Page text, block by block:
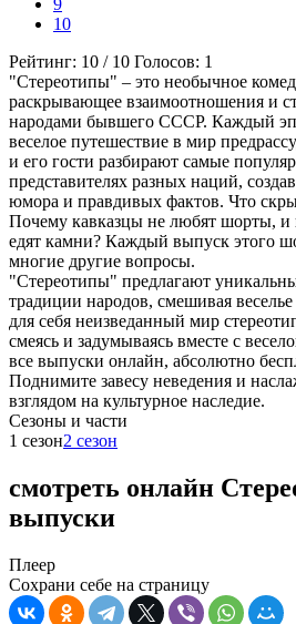
9
10
Рейтинг: 10 / 10 Голосов: 1
"Стереотипы" – это необычное
раскрывающее взаимоотношения и
народами бывшего СССР. Каждый
веселое путешествие в мир
и его гости разбирают самые
представителях разных наций,
юмора и правдивых фактов. Что
Почему кавказцы не любят шорты, и
едят камни? Каждый выпуск этого
многие другие вопросы.
"Стереотипы" предлагают
традиции народов, смешивая
для себя неизведанный мир
смеясь и задумываясь вместе с
все выпуски онлайн, абсолютно
Поднимите завесу неведения и
взглядом на культурное наследие.
Cезоны и части
1 сезон2 сезон
смотреть онлайн
выпуски
Плеер
Сохрани себе на страницу